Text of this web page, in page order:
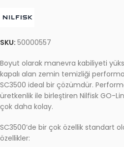
SKU:50000557
Boyut olarak manevra kabiliyeti
kapalı alan zemin temizliği
SC3500 ideal bir çözümdür.
üretkenlik ile birleştiren Nilfisk GO-
çok daha kolay.
SC3500’de bir çok özellik standart
özellikler: